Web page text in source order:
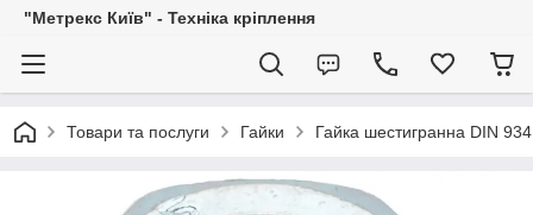
"Метрекс Київ" - Техніка кріплення
Товари та послуги Гайки Гайка шестигранна DIN